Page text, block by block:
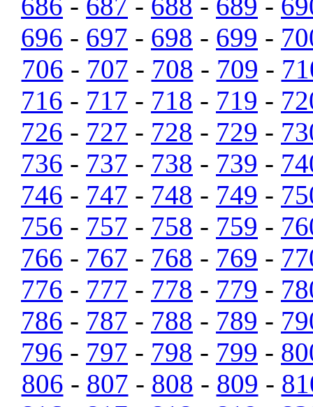
696 - 697 - 698 - 699 -
706 - 707 - 708 - 709 -
716 - 717 - 718 - 719 -
726 - 727 - 728 - 729 -
736 - 737 - 738 - 739 -
746 - 747 - 748 - 749 -
756 - 757 - 758 - 759 -
766 - 767 - 768 - 769 -
776 - 777 - 778 - 779 -
786 - 787 - 788 - 789 -
796 - 797 - 798 - 799 -
806 - 807 - 808 - 809 -